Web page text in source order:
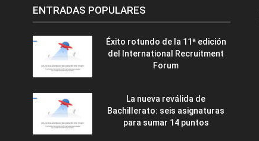
ENTRADAS POPULARES
Éxito rotundo de la 11ª edición
del International Recruitment
Forum
La nueva reválida de
Bachillerato: seis asignaturas
para sumar 14 puntos